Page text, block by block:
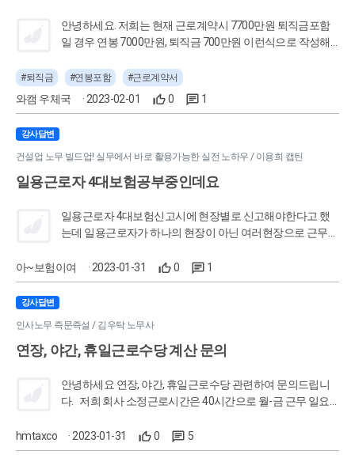
을지 궁금합니다. [출처] 비과세 식대 한도 상향 관련 질의 (경
리나라 - 회계.경리 커뮤니티 No.1) | 작성자 건설경리2
안녕하세요. 저희는 현재 근로계약시 7700만원 퇴직금포함
일 경우 연봉 7000만원, 퇴직금 700만원 이런식으로 작성해
성하는경우 (경리나라 - 회계.경리 커뮤니티 No.1) | 작성자 인
생이란
와캠 우체국 · 2023-02-01 0 1
#퇴직금 #연봉포함 #근로계약서
강사답변
건설업 노무 빌드업! 실무에서 바로 활용가능한 실전 노하우 / 이용희 캡틴
일용근로자 4대보험공부중인데요
일용근로자 4대보험신고시에 현장별로 신고해야한다고 했
는데 일용근로자가 하나의 현장이 아닌 여러현장으로 근무를
아~보험이여
· 2023-01-31 0 1
강사답변
인사노무 즉문즉설 / 김우탁 노무사
연장, 야간, 휴일근로수당 계산 문의
안녕하세요 연장, 야간, 휴일근로수당 관련하여 문의드립니
다. 저희 회사 소정근로시간은 40시간으로 월-금 근무 일요
다. A라는 직원이 토요일에 근무를 하게 되었는데 근무시간
: am 14:00 ~ pm 22:30 - 8시간(휴일근로시간) * 10,098원
hmtaxco · 2023-01-31 0 5